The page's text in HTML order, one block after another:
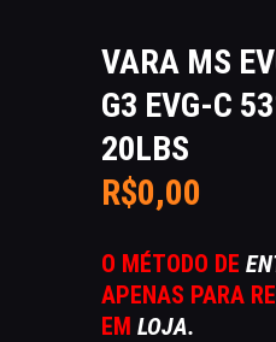
CATÁLAGOS
COMPETIÇOES
NORMAS EB
TIRE ALGUMAS
AQUI
RANKING
CERTIFICADO DE
PARTICIPAÇÃO
VARA MS
G3 EVG-C
20LBS
R$0,00
O MÉTODO DE
APENAS PARA
EM LOJA.